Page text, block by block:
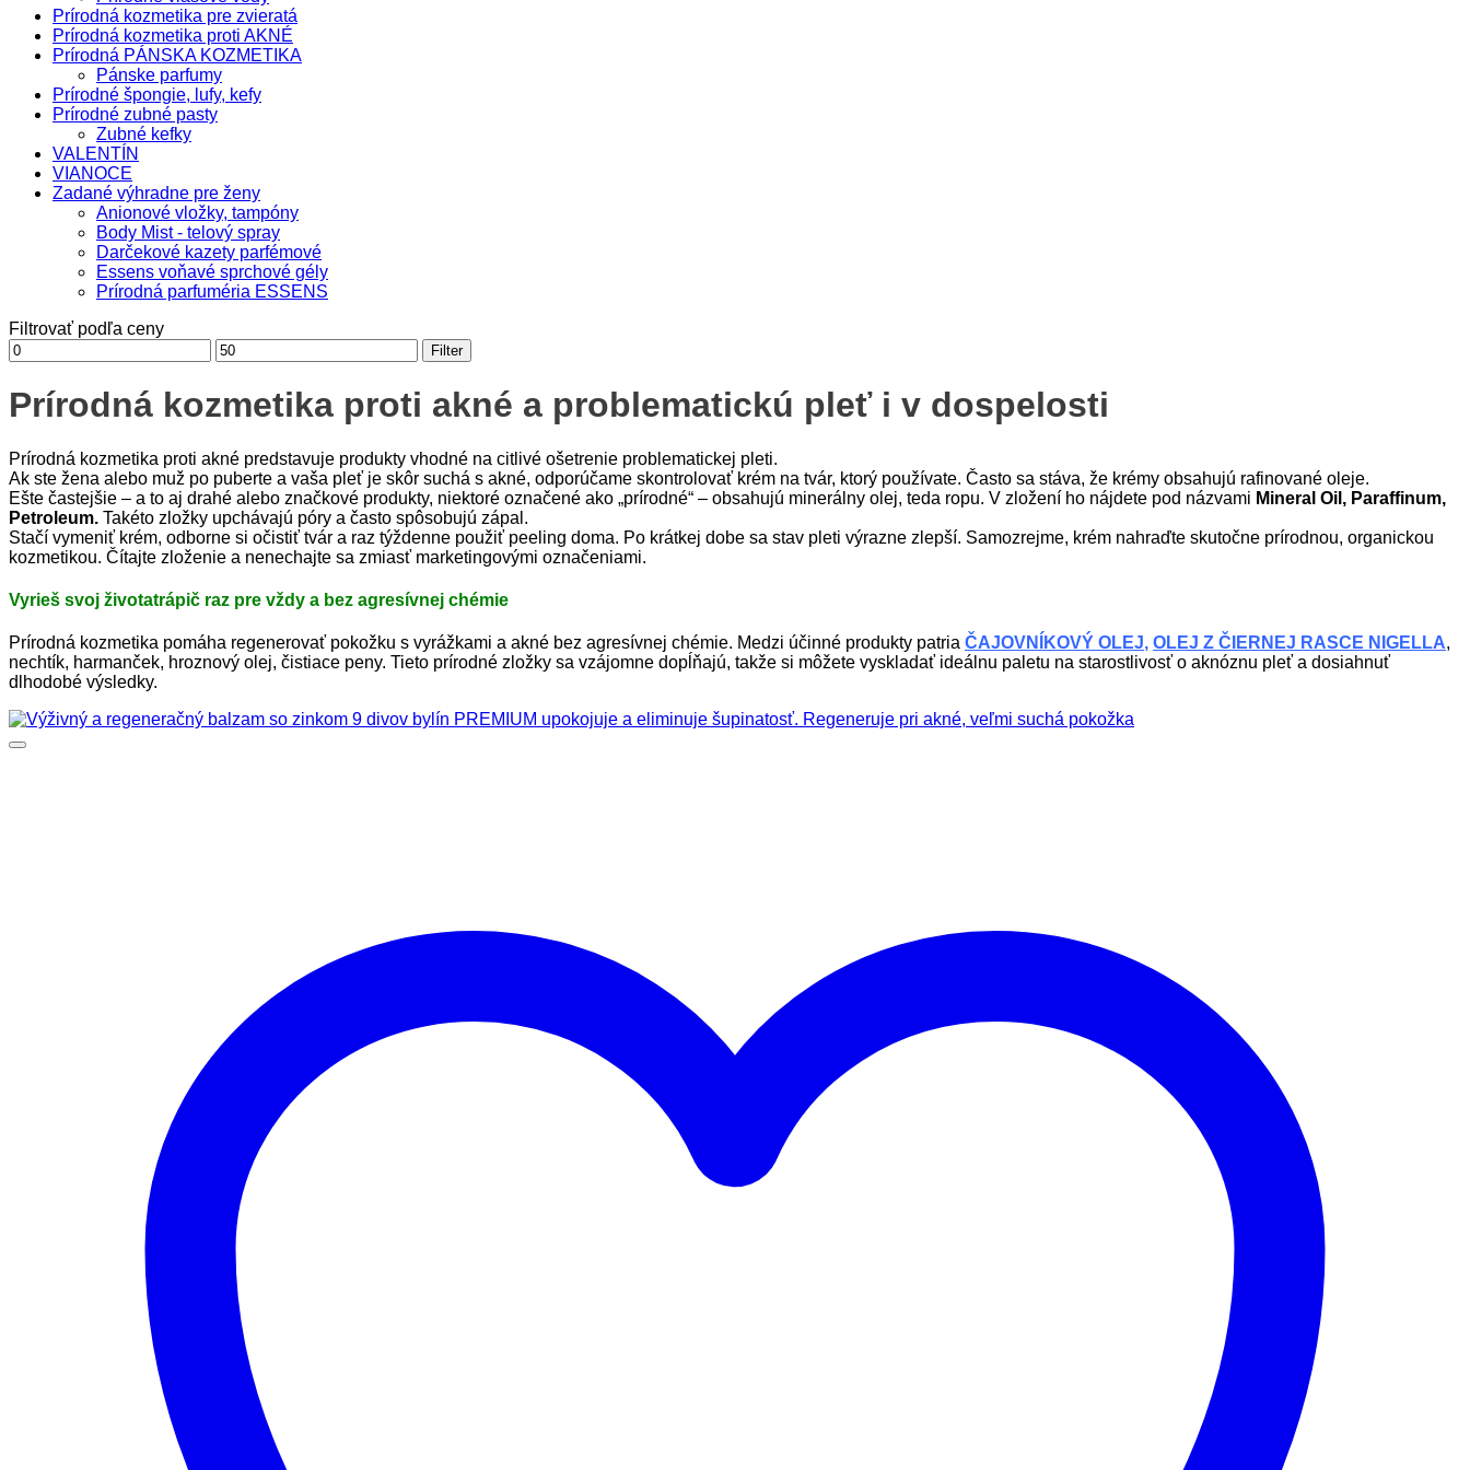
Prírodná kozmetika pre zvieratá
Prírodná kozmetika proti AKNÉ
Prírodná PÁNSKA KOZMETIKA
Pánske parfumy
Prírodné špongie, lufy, kefy
Prírodné zubné pasty
Zubné kefky
VALENTÍN
VIANOCE
Zadané výhradne pre ženy
Anionové vložky, tampóny
Body Mist - telový spray
Darčekové kazety parfémové
Essens voňavé sprchové gély
Prírodná parfuméria ESSENS
Filtrovať podľa ceny
Minimálna
cena
Maximálna
cena
Filter
Prírodná kozmetika proti akné a problematickú pleť i v dospelosti
Prírodná kozmetika proti akné predstavuje produkty vhodné na citlivé ošetrenie problematickej pleti.
Ak ste žena alebo muž po puberte a vaša pleť je skôr suchá s akné, odporúčame skontrolovať krém na tvár, ktorý používate. Často sa stáva, že krémy obsahujú rafinované oleje.
Ešte častejšie – a to aj drahé alebo značkové produkty, niektoré označené ako „prírodné“ – obsahujú minerálny olej, teda ropu. V zložení ho nájdete pod názvami Mineral Oil, Paraffinum,
Petroleum. Takéto zložky upchávajú póry a často spôsobujú zápal.
Stačí vymeniť krém, odborne si očistiť tvár a raz týždenne použiť peeling doma. Po krátkej dobe sa stav pleti výrazne zlepší. Samozrejme, krém nahraďte skutočne prírodnou, organickou
kozmetikou. Čítajte zloženie a nenechajte sa zmiasť marketingovými označeniami.
Vyrieš svoj životatrápič raz pre vždy a bez agresívnej chémie
Prírodná kozmetika pomáha regenerovať pokožku s vyrážkami a akné bez agresívnej chémie. Medzi účinné produkty patria ČAJOVNÍKOVÝ OLEJ, OLEJ Z ČIERNEJ RASCE NIGELLA,
nechtík, harmanček, hroznový olej, čistiace peny. Tieto prírodné zložky sa vzájomne dopĺňajú, takže si môžete vyskladať ideálnu paletu na starostlivosť o aknóznu pleť a dosiahnuť
dlhodobé výsledky.